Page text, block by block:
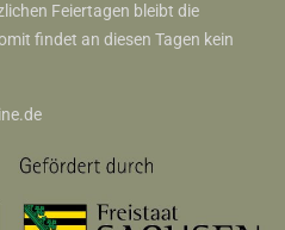
Feiertagen bleibt die
findet an diesen Tagen kein